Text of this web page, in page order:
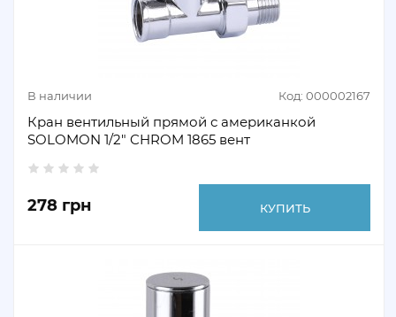
В наличии Код: 000002167
Кран вентильный прямой с американкой
SOLOMON 1/2" CHROM 1865 вент
278 грн КУПИТЬ